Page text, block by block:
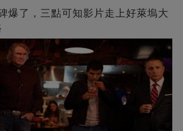
爆了，三點可知影片走上好萊塢大